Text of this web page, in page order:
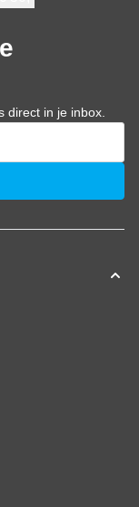
direct in je inbox.